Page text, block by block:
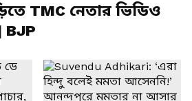
TMC নেতার ভিডিও
BJP